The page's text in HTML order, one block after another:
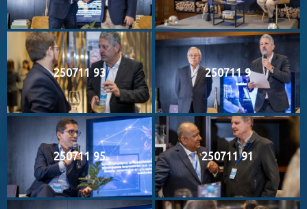
250711 93 250711 9
250711 95 250711 91